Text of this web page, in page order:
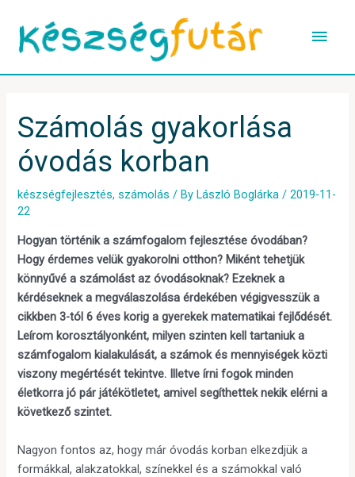
content
Számolás gyakorlása
óvodás korban
készségfejlesztés,számolás / ByLászló Boglárka/2019-11-
22
Hogyan történik a számfogalom fejlesztése óvodában?
Hogy érdemes velük gyakorolni otthon? Miként tehetjük
könnyűvé a számolást az óvodásoknak? Ezeknek a
kérdéseknek a megválaszolása érdekében végigvesszük a
cikkben 3-tól 6 éves korig a gyerekek matematikai fejlődését.
Leírom korosztályonként, milyen szinten kell tartaniuk a
számfogalom kialakulását, a számok és mennyiségek közti
viszony megértését tekintve. Illetve írni fogok minden
életkorra jó pár játékötletet, amivel segíthettek nekik elérni a
következő szintet.
Nagyon fontos az, hogy már óvodás korban elkezdjük a
formákkal, alakzatokkal, színekkel és a számokkal való